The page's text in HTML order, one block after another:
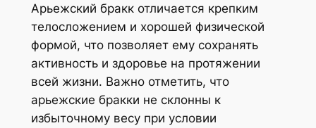
Арьежский бракк отличается крепким
телосложением и хорошей физической
формой, что позволяет ему сохранять
активность и здоровье на протяжении
всей жизни. Важно отметить, что
арьежские бракки не склонны к
избыточному весу при условии